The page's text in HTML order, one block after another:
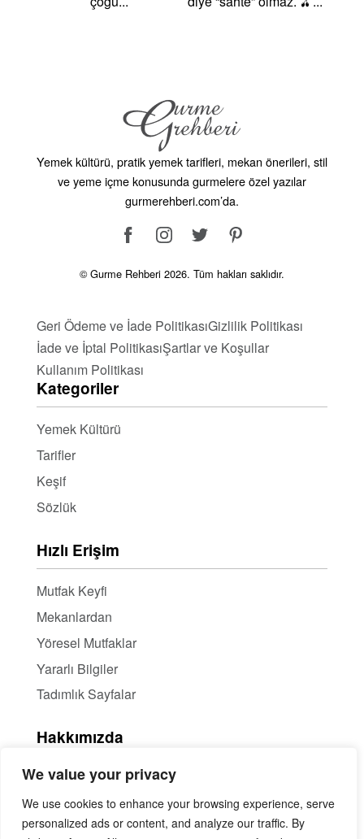
We value your privacy
We use cookies to enhance your browsing experience, serve
personalized ads or content, and analyze our traffic. By
FaydalarıMuhallebi, süt ve nişasta ile yapıldığı için
gibi doğal malzemelerle zenginleştirildiğinde,
muhallebi besleyici değeri yüksek ve lezzetli bir
tatlıya dönüşür. Tariflerimizi KeşfedinSayfamızda
sunduğumuz muhallebi tarifleriyle, bu zengin ve
çeşitli tatları mutfağınıza taşıyabilirsiniz. Her tarif,
muhallebinin hafif ve pürüzsüz dokusunu ve lezzetini
en iyi şekilde yansıtır. Muhallebi tariflerinin bu özel
için tariflerimizi deneyin. Afiyet olsun!
Yemek kültürü, pratik yemek tarifleri, mekan önerileri, stil
ve yeme içme konusunda gurmelere özel yazılar
gurmerehberi.com’da.
© Gurme Rehberi 2026. Tüm hakları saklıdır.
Geri Ödeme ve İade PolitikasıGizlilik Politikası
İade ve İptal PolitikasıŞartlar ve Koşullar
Kullanım Politikası
Kategoriler
Yemek Kültürü
Tarifler
Keşif
Sözlük
Hızlı Erişim
Mutfak Keyfi
Mekanlardan
Yöresel Mutfaklar
Yararlı Bilgiler
Tadımlık Sayfalar
Hakkımızda
Hakkımızda
Haber Bülteni / RSS
İçerik Ortaklığı